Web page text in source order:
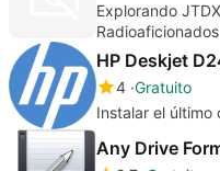
Explorando
Radioaficionados
HP Deskjet
4 Gratuito
Instalar el último
Any Drive